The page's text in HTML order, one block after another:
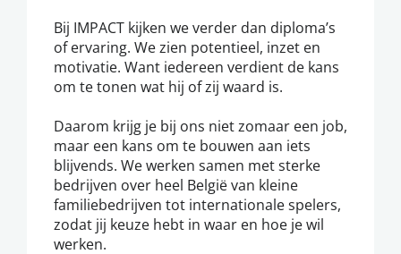
Bij IMPACT kijken we verder dan diploma’s
of ervaring. We zien potentieel, inzet en
motivatie. Want iedereen verdient de kans
om te tonen wat hij of zij waard is.
Daarom krijg je bij ons niet zomaar een job,
maar een kans om te bouwen aan iets
blijvends. We werken samen met sterke
bedrijven over heel België van kleine
familiebedrijven tot internationale spelers,
zodat jij keuze hebt in waar en hoe je wil
werken.